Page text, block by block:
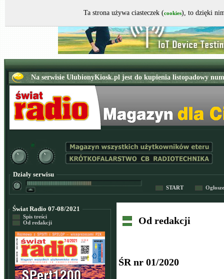
Działy serwisu
START
Świat Radio 07-08/2021
Spis treści
Od redakcji
Od redakcji
ŚR nr 01/2020
Ta strona używa ciasteczek (cookies), to dzięki